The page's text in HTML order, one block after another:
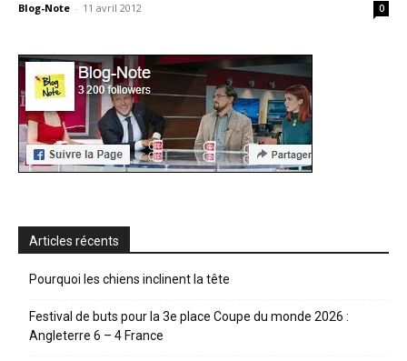
Blog-Note - 11 avril 2012 0
Articles récents
Pourquoi les chiens inclinent la tête
Festival de buts pour la 3e place Coupe du monde 2026 :
Angleterre 6 – 4 France